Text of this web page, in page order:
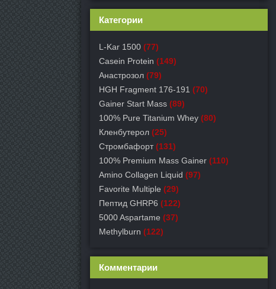
Категории
L-Kar 1500 (77)
Casein Protein (149)
Анастрозол (79)
HGH Fragment 176-191 (70)
Gainer Start Mass (89)
100% Pure Titanium Whey (80)
Кленбутерол (25)
Стромбафорт (131)
100% Premium Mass Gainer (110)
Amino Collagen Liquid (97)
Favorite Multiple (29)
Пептид GHRP6 (122)
5000 Aspartame (37)
Methylburn (122)
Комментарии